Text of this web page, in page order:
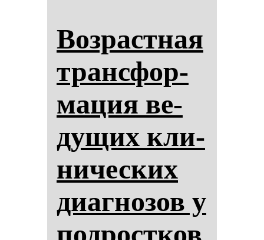
Воз­рас­тная
тран­сфор­
ма­ция ве­
ду­щих кли­
ни­чес­ких
ди­аг­но­зов у
под­рос­тков